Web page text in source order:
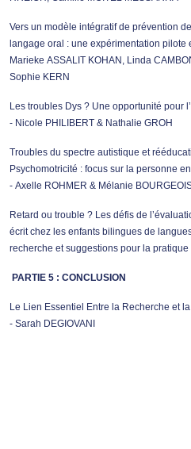
Vers un modèle intégratif de prévention
langage oral : une expérimentation pilote
Marieke ASSALIT KOHAN, Linda
Sophie KERN
Les troubles Dys ? Une opportunité pour
- Nicole PHILIBERT & Nathalie GROH
Troubles du spectre autistique et
Psychomotricité : focus sur la personne
- Axelle ROHMER & Mélanie
Retard ou trouble ? Les défis de
écrit chez les enfants bilingues de
recherche et suggestions pour la pratique
PARTIE 5 : CONCLUSION
Le Lien Essentiel Entre la Recherche et
- Sarah DEGIOVANI